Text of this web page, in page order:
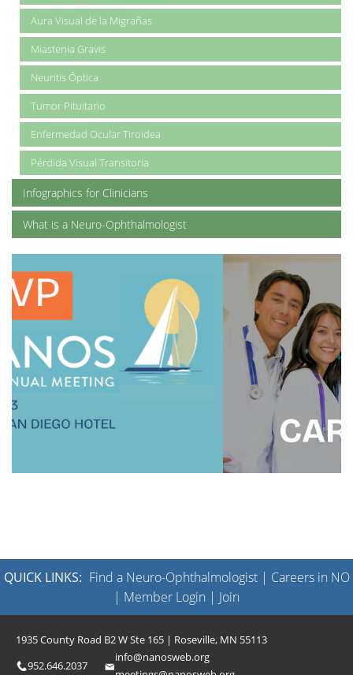
Aura Visual de la Migrañas
Miastenia Gravis
Neuritis Óptica
Tumor Pituitario
Enfermedad Ocular Tiroidea
Pérdida Visual Transitoria
Infographics for Clinicians
What is a Neuro-Ophthalmologist
QUICK LINKS: Find a Neuro-Ophthalmologist| Careers in NO
| Member Login | Join
1935 County Road B2 W Ste 165 | Roseville, MN 55113
952.646.2037
info@nanosweb.org